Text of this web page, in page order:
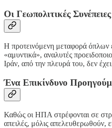
Οι Γεωπολιτικές Συνέπειες
Η προτεινόμενη μεταφορά όπλων
«αμυντικά», αναλυτές
Ιράν, από την πλευρά του, δεν
Ένα Επικίνδυνο
Καθώς οι ΗΠΑ στρέφονται σε
απειλές, μόλις απελευθερωθούν,